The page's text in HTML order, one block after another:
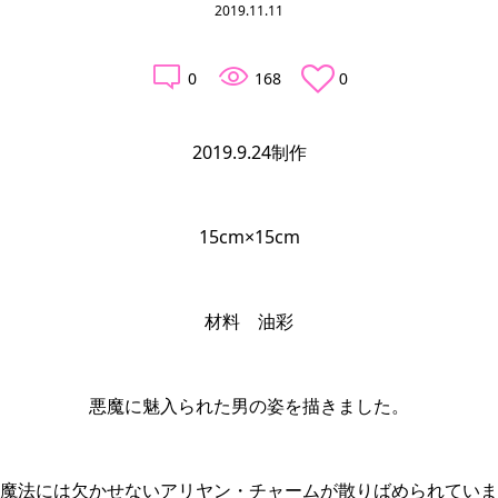
2019.11.11
0 168 0
2019.9.24制作
15cm×15cm
材料　油彩
悪魔に魅入られた男の姿を描きました。
法には欠かせないアリヤン・チャームが散りばめられてい